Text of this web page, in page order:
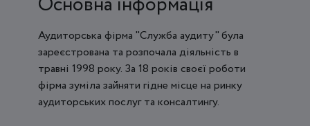
Аудиторська фірма "Служба аудиту" була
зареєстрована та розпочала діяльність в
травні 1998 року. За 18 років своєї роботи
фірма зуміла зайняти гідне місце на ринку
аудиторських послуг та консалтингу.